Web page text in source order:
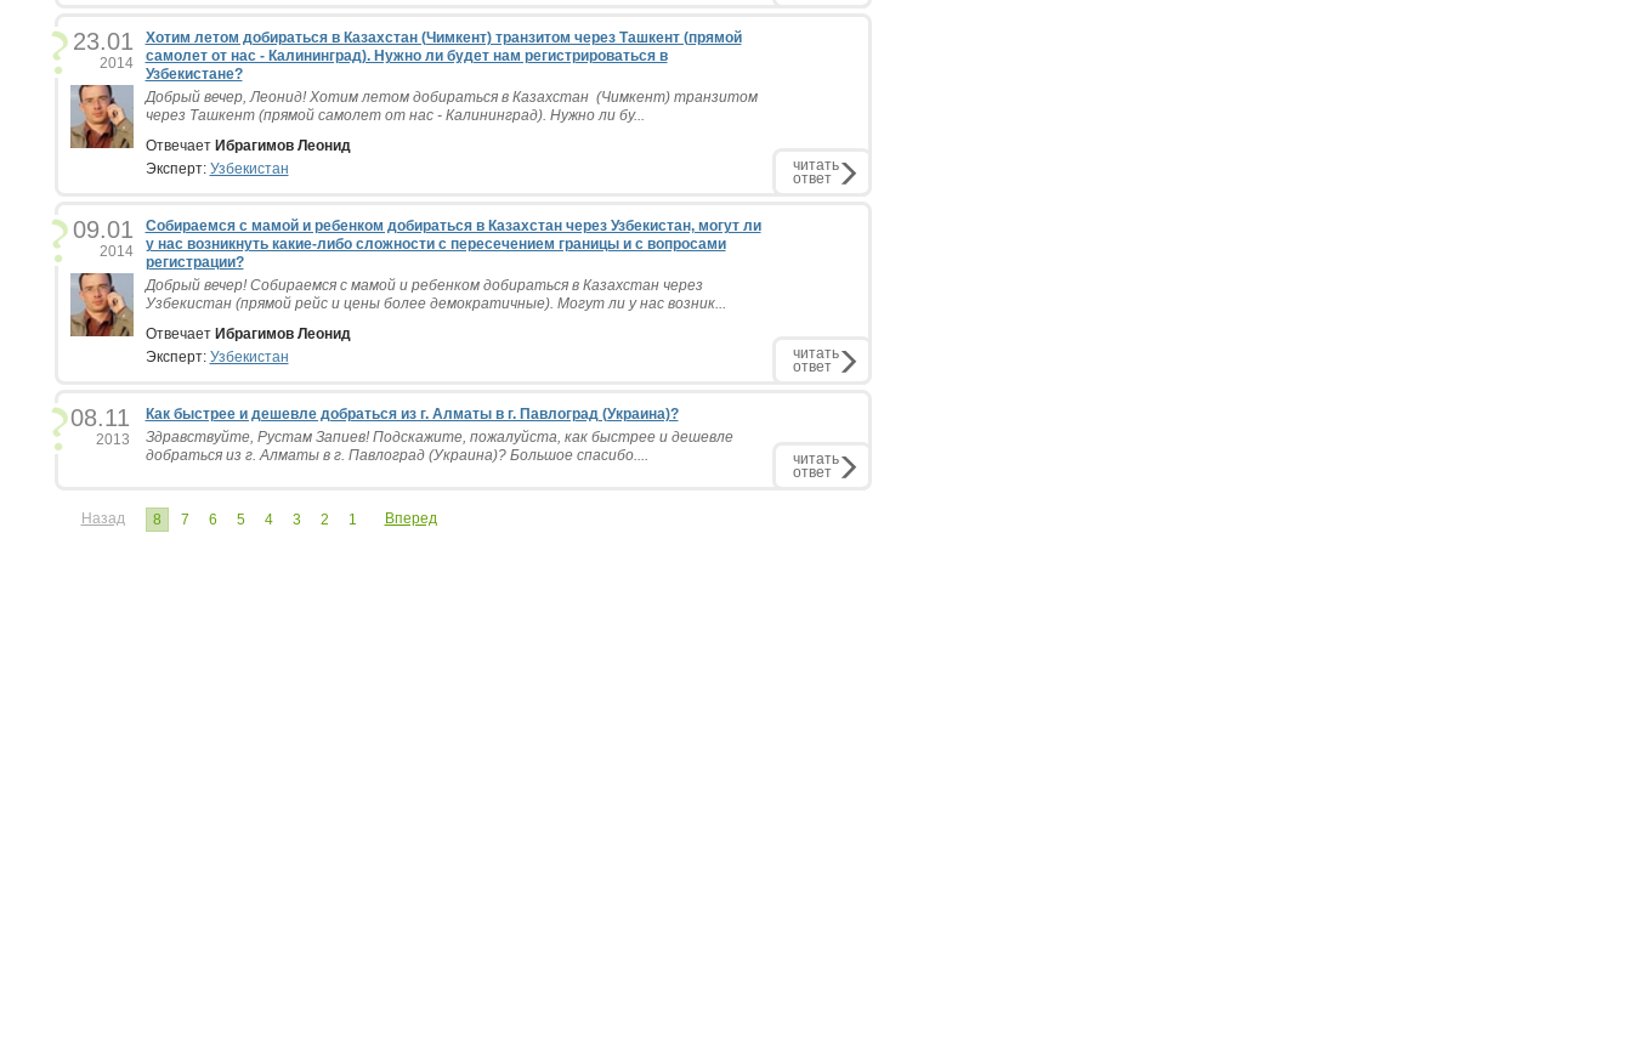
23.01
2014
Хотим летом добираться в Казахстан (Чимкент) транзитом через Ташкент (прямой
самолет от нас - Калининград). Нужно ли будет нам регистрироваться в
Узбекистане?
Добрый вечер, Леонид! Хотим летом добираться в Казахстан (Чимкент) транзитом
через Ташкент (прямой самолет от нас - Калининград). Нужно ли бу...
Отвечает Ибрагимов Леонид
Эксперт: Узбекистан читать
ответ
09.01
2014
Собираемся с мамой и ребенком добираться в Казахстан через Узбекистан, могут ли
у нас возникнуть какие-либо сложности с пересечением границы и с вопросами
регистрации?
Добрый вечер! Собираемся с мамой и ребенком добираться в Казахстан через
Узбекистан (прямой рейс и цены более демократичные). Могут ли у нас возник...
Отвечает Ибрагимов Леонид
Эксперт: Узбекистан читать
ответ
08.11
2013
Как быстрее и дешевле добраться из г. Алматы в г. Павлоград (Украина)?
Здравствуйте, Рустам Запиев! Подскажите, пожалуйста, как быстрее и дешевле
добраться из г. Алматы в г. Павлоград (Украина)? Большое спасибо....
читать
ответ
Назад 8 7 6 5 4 3 2 1 Вперед